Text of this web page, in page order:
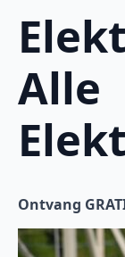
Alle
Ontvang